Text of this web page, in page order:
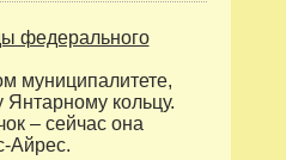
федерального
муниципалитете,
Янтарному кольцу.
– сейчас она
Айрес.